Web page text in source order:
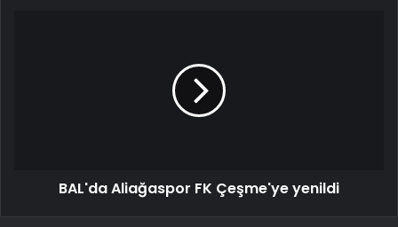
BAL'da Aliağaspor FK Çeşme'ye yenildi